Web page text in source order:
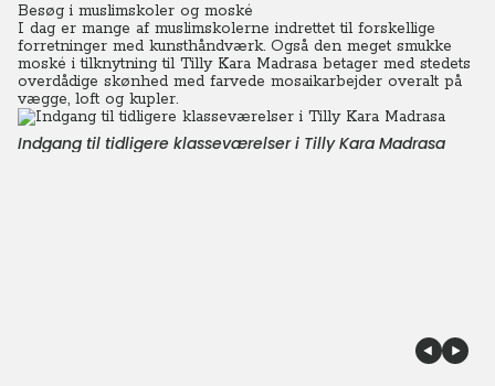
Besøg i muslimskoler og moské
I dag er mange af muslimskolerne indrettet til forskellige
forretninger med kunsthåndværk. Også den meget smukke
moské i tilknytning til Tilly Kara Madrasa betager med stedets
overdådige skønhed med farvede mosaikarbejder overalt på
vægge, loft og kupler.
Indgang til tidligere klasseværelser i Tilly Kara Madrasa